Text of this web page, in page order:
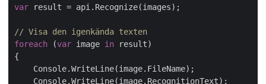
var result = api.Recognize(images);
// Visa den igenkända texten
foreach (var image in result)
{
    Console.WriteLine(image.FileName);
    Console.WriteLine(image.RecognitionText);